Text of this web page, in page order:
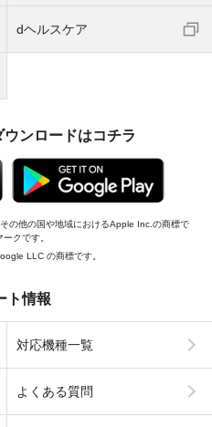
dヘルスケア
ンロードはコチラ
の他の国や地域におけるApple Inc.の商標で
クです。
LLC の商標です。
ト情報
対応機種一覧
よくある質問